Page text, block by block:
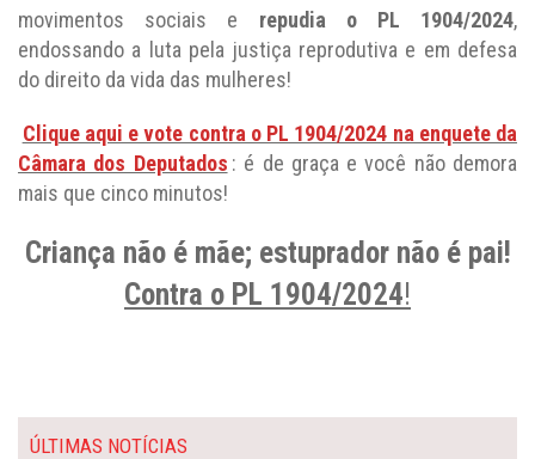
movimentos sociais e repudia o PL 1904/2024,
endossando a luta pela justiça reprodutiva e em defesa
do direito da vida das mulheres!
Clique aqui e vote contra o PL 1904/2024 na enquete da
Câmara dos Deputados : é de graça e você não demora
mais que cinco minutos!
Criança não é mãe; estuprador não é pai!
Contra o PL 1904/2024!
ÚLTIMAS NOTÍCIAS